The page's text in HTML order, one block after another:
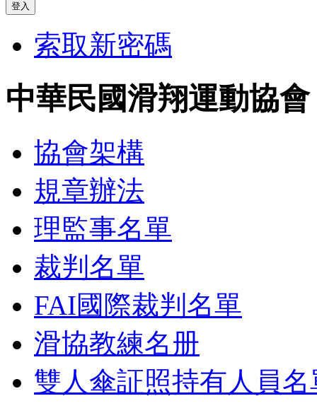
索取新密碼
中華民國滑翔運動協會
協會架構
規章辦法
理監事名單
裁判名單
FAI國際裁判名單
滑協教練名册
雙人傘証照持有人員名